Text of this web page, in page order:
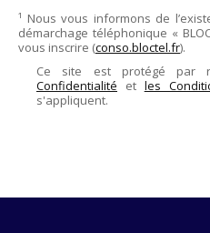
¹ Nous vous informons de
démarchage téléphonique «
vous inscrire (conso.bloctel.fr).
Ce site est protégé par
Confidentialité et les
s'appliquent.